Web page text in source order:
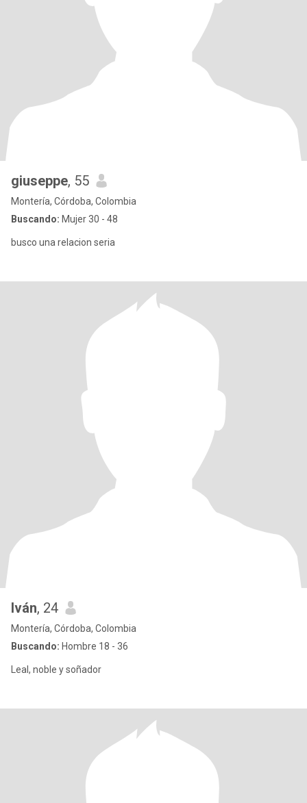
giuseppe, 55
Montería, Córdoba, Colombia
Buscando: Mujer 30 - 48
busco una relacion seria
Iván, 24
Montería, Córdoba, Colombia
Buscando: Hombre 18 - 36
Leal, noble y soñador